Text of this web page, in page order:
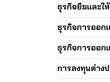
ธุรกิจยืมและใ
ธุรกิจการออ
ธุรกิจการออ
การลงทุนต่าง